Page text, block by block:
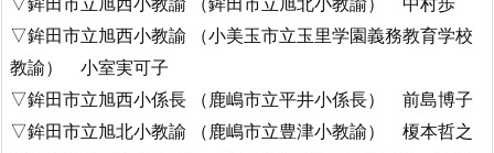
▽鉾田市立旭西小教諭 （小美玉市立玉里学園義務教育学校
教諭） 小室実可子
▽鉾田市立旭西小係長 （鹿嶋市立平井小係長） 前島博子
▽鉾田市立旭北小教諭 （鹿嶋市立豊津小教諭） 榎本哲之